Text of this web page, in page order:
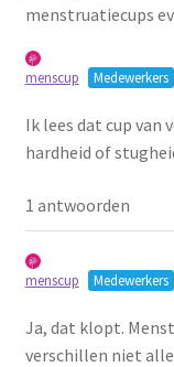
Voordeelpakketten
Proefpakketten
wat je nog meer wil
menstruatiecups
menscup Medewerkers
Ik lees dat cup van
hardheid of
1 antwoorden
menscup Medewerkers
Ja, dat klopt.
verschillen niet